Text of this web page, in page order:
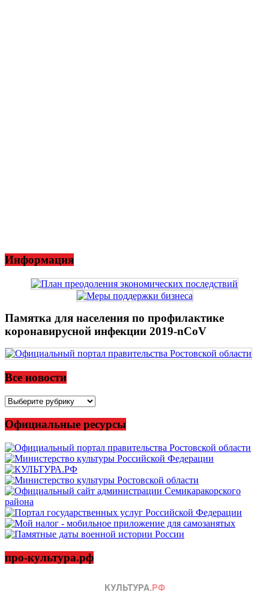
Информация
Памятка для населения по профилактике
коронавирусной инфекции 2019-nCoV
Все новости
Все
Официальные ресурсы
про-культура.рф